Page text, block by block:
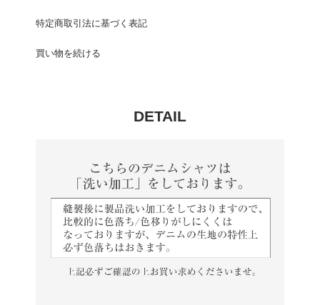
特定商取引法に基づく表記
買い物を続ける
DETAIL